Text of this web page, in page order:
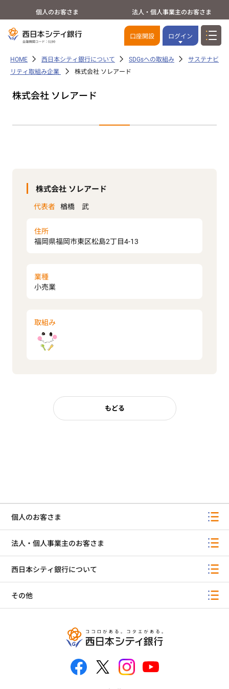
個人のお客さま 法人・個人事業主のお客さま
口座開設 ログイン
HOME 西日本シティ銀行について SDGsへの取組み
サステナビ
リティ取組み企業
株式会社 ソレアード
株式会社 ソレアード
株式会社 ソレアード
代表者 楢橋 武
住所
福岡県福岡市東区松島2丁目4-13
業種
小売業
取組み
もどる
個人のお客さま
法人・個人事業主のお客さま
西日本シティ銀行について
その他